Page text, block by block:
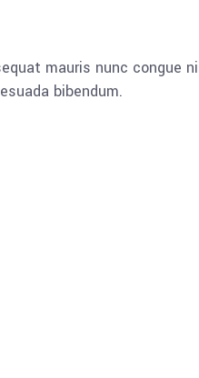
mauris nunc congue
bibendum.